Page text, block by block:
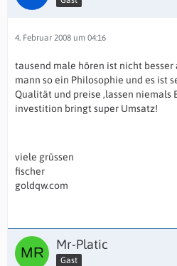
4. Februar 2008 um 04:16
tausend male hören ist nicht besser
mann so ein Philosophie und es ist
Qualität und preise ,lassen niemals
investition bringt super Umsatz!
viele grüssen
fischer
goldqw.com
Mr-Platic
Gast